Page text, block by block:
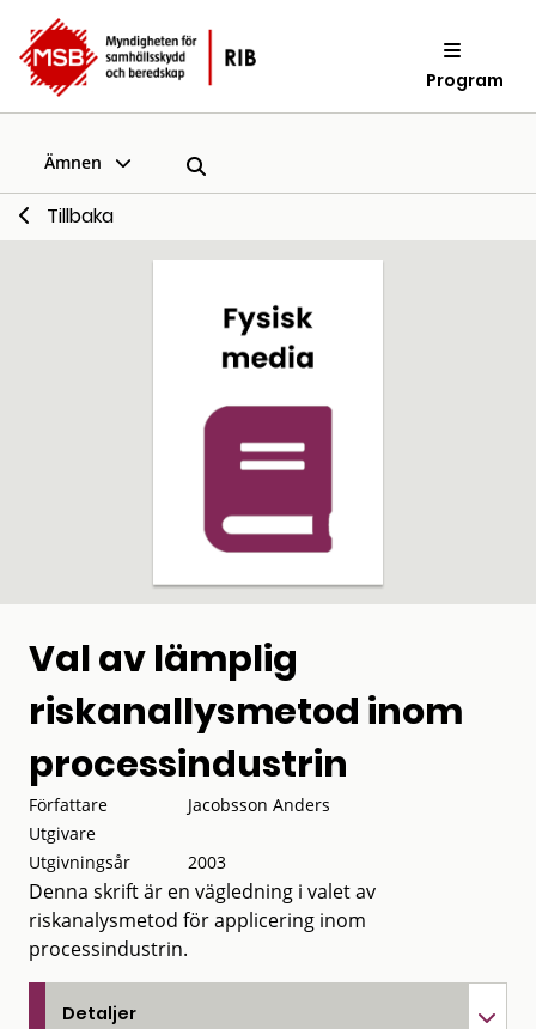
Program
Ämnen
Tillbaka
Val av lämplig
riskanallysmetod inom
processindustrin
Författare
Jacobsson Anders
Utgivare
Utgivningsår
2003
Denna skrift är en vägledning i valet av
riskanalysmetod för applicering inom
processindustrin.
Detaljer